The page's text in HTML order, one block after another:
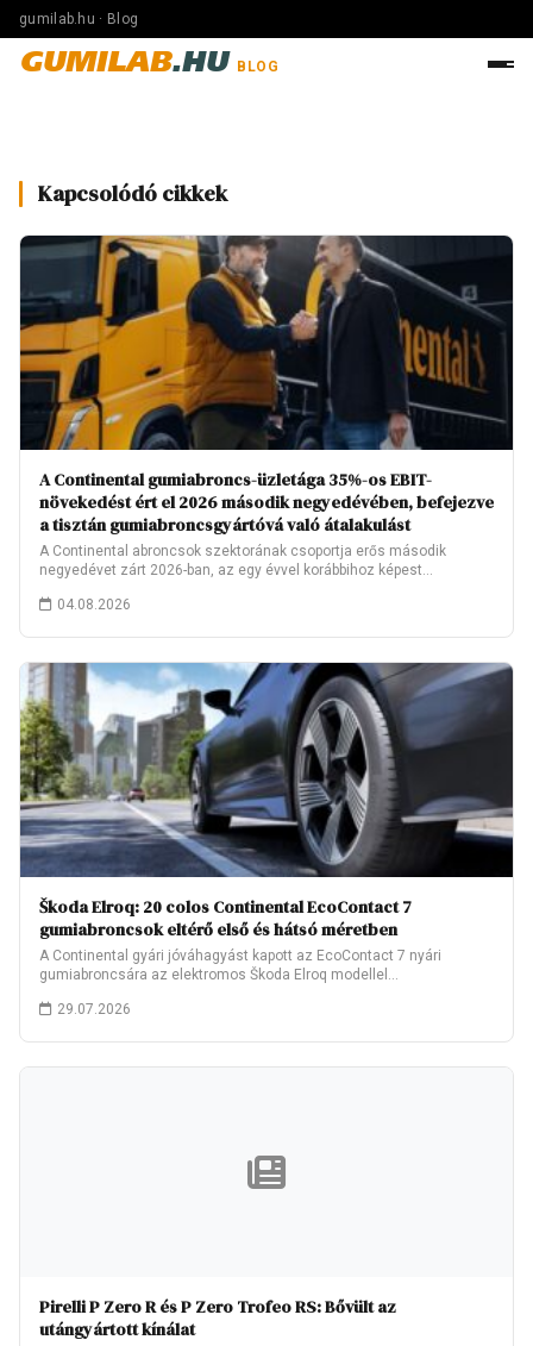
gumilab.hu · Blog
GUMILAB.HU BLOG
Kapcsolódó cikkek
A Continental gumiabroncs-üzletága 35%-os EBIT-
növekedést ért el 2026 második negyedévében, befejezve
a tisztán gumiabroncsgyártóvá való átalakulást
A Continental abroncsok szektorának csoportja erős második
negyedévet zárt 2026-ban, az egy évvel korábbihoz képest…
04.08.2026
Škoda Elroq: 20 colos Continental EcoContact 7
gumiabroncsok eltérő első és hátsó méretben
A Continental gyári jóváhagyást kapott az EcoContact 7 nyári
gumiabroncsára az elektromos Škoda Elroq modellel…
29.07.2026
Pirelli P Zero R és P Zero Trofeo RS: Bővült az
utángyártott kínálat